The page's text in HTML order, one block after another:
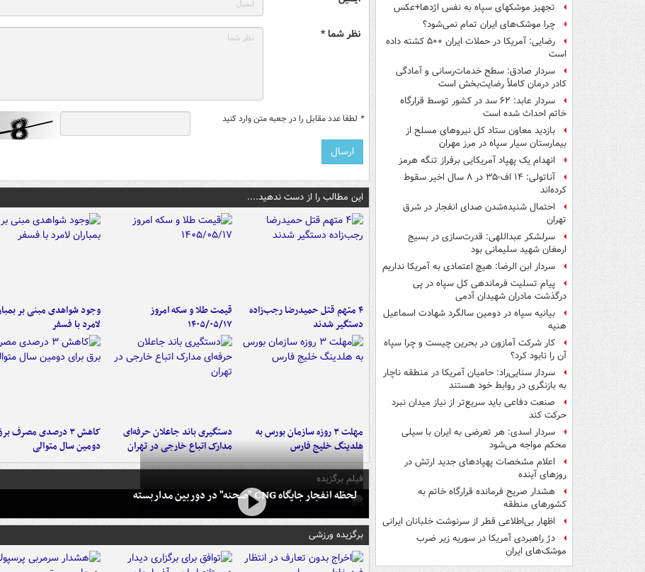
تجهیز موشکهای سپاه به نفس اژدها+عکس
چرا موشک‌های ایران تمام نمی‌شود؟
رضایی: آمریکا در حملات ایران ۵۰۰ کشته داده
است
سردار صادق: سطح خدمات‌رسانی و آمادگی
کادر درمان کاملاً رضایت‌بخش است
سردار عابد: ۶۲ سد در کشور توسط قرارگاه
خاتم احداث شده است
بازدید معاون ستاد کل نیروهای مسلح از
بیمارستان سیار سپاه در مرز مهران
انهدام یک پهپاد آمریکایی برفراز تنگه هرمز
آناتولی: ۱۴ اف-۳۵ در ۸ سال اخیر سقوط
کرده‌اند
احتمال شنیده‌شدن صدای انفجار در شرق
تهران
سرلشکر عبداللهی: قدرت‌سازی در بسیج
ارمغان شهید سلیمانی بود
سردار ابن الرضا: هیچ اعتمادی به آمریکا نداریم
پیام تسلیت فرماندهی کل سپاه در پی
درگذشت مادران شهیدان آدمی
بیانیه سپاه در دومین سالگرد شهادت اسماعیل
هنیه
کار شرکت آمازون در بحرین چیست و چرا سپاه
آن را نابود کرد؟
سردار سنایی‌راد: حامیان آمریکا در منطقه ناچار
به بازنگری در روابط خود هستند
صنعت دفاعی باید سریع‌تر از نیاز میدان نبرد
حرکت کند
سردار اسدی: هر تعرضی به ایران با سیلی
محکم مواجه می‌شود
اعلام مشخصات پهپادهای جدید ارتش در
روزهای آینده
هشدار صریح فرمانده قرارگاه خاتم‌ به
کشورهای منطقه
اظهار بی‌اطلاعی قطر از سرنوشت خلبانان ایرانی
دژ راهبردی آمریکا در سوریه زیر ضرب
موشک‌های ایران
نظر شما *
* لطفا عدد مقابل را در جعبه متن وارد کنید
این مطالب را از دست ندهید....
۴ متهم قتل حمیدرضا رجب‌زاده
دستگیر شدند
قیمت طلا و سکه امروز
۱۴۰۵/۰۵/۱۷
وجود شواهدی مبنی بر
لامرد با فسفر
مهلت ۳ روزه سازمان بورس به
هلدینگ خلیج فارس
دستگیری باند جاعلان حرفه‌ای
مدارک اتباع خارجی در تهران
کاهش ۳ درصدی مصرف
دومین سال متوالی
فیلم برگزیده
لحظه انفجار جایگاه CNG "صحنه" در دوربین مداربسته
برگزیده ورزشی